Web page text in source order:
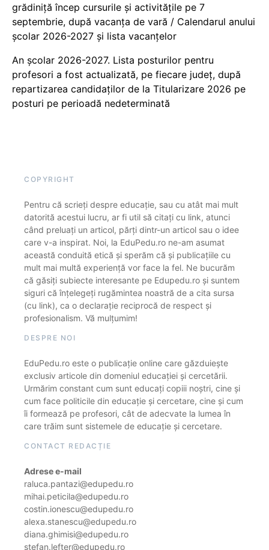
grădiniță încep cursurile și activitățile pe 7
septembrie, după vacanța de vară / Calendarul anului
școlar 2026-2027 și lista vacanțelor
An școlar 2026-2027. Lista posturilor pentru
profesori a fost actualizată, pe fiecare județ, după
repartizarea candidaților de la Titularizare 2026 pe
posturi pe perioadă nedeterminată
COPYRIGHT
Pentru că scrieți despre educație, sau cu atât mai mult
datorită acestui lucru, ar fi util să citați cu link, atunci
când preluați un articol, părți dintr-un articol sau o idee
care v-a inspirat. Noi, la EduPedu.ro ne-am asumat
această conduită etică și sperăm că și publicațiile cu
mult mai multă experiență vor face la fel. Ne bucurăm
că găsiți subiecte interesante pe Edupedu.ro și suntem
siguri că înțelegeți rugămintea noastră de a cita sursa
(cu link), ca o declarație reciprocă de respect și
profesionalism. Vă mulțumim!
DESPRE NOI
EduPedu.ro este o publicație online care găzduiește
exclusiv articole din domeniul educației și cercetării.
Urmărim constant cum sunt educați copiii noștri, cine și
cum face politicile din educație și cercetare, cine și cum
îi formează pe profesori, cât de adecvate la lumea în
care trăim sunt sistemele de educație și cercetare.
CONTACT REDACȚIE
Adrese e-mail
raluca.pantazi@edupedu.ro
mihai.peticila@edupedu.ro
costin.ionescu@edupedu.ro
alexa.stanescu@edupedu.ro
diana.ghimisi@edupedu.ro
stefan.lefter@edupedu.ro